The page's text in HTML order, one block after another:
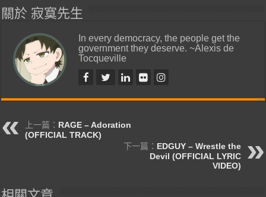
關於 寂寞先生
In every democracy, the people get the
government they deserve. ~Alexis de
Tocqueville
上一篇： RAGE – Adoration
(OFFICIAL TRACK)
下一篇： EDGUY – Wrestle the
Devil (OFFICIAL LYRIC
VIDEO)